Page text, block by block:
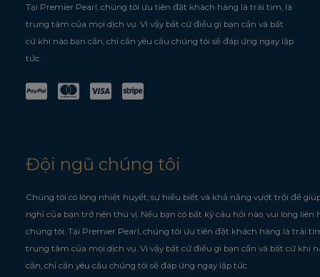
Tại Premier Pearl, chúng tôi ưu tiên đặt khách hàng là trái tim, là
trung tâm của mọi dịch vụ. Vì vậy bất cứ điều gì bạn cần và bất
cứ khi nào bạn cần, chỉ cần yêu cầu chúng tôi sẽ đáp ứng ngay lập
tức.
Đội ngũ chúng tôi
Chúng tôi có lòng nhiệt huyết, sự hiểu biết và khả năng vượt trội để
nghỉ của bạn trở nên thú vị. Nếu bạn có bất kỳ câu hỏi nào, vui lòng liên
chúng tôi. Tại Premier Pearl, chúng tôi ưu tiên đặt khách hàng là trái
trung tâm của mọi dịch vụ. Vì vậy bất cứ điều gì bạn cần và bất cứ khi
cần, chỉ cần yêu cầu chúng tôi sẽ đáp ứng ngay lập tức.